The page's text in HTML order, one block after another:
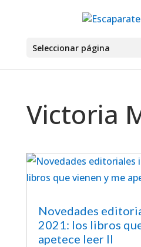
Seleccionar página
Victoria
Novedades
2021: los libros
apetece leer II